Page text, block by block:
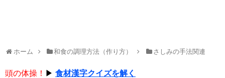
ホーム 和食の調理方法（作り方） さしみの手法関連
頭の体操！ ▶ 食材漢字クイズを解く